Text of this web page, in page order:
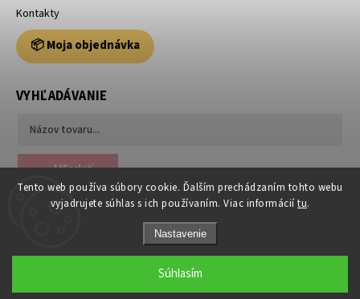
Tento web používa súbory cookie. Ďalším prechádzaním tohto webu
vyjadrujete súhlas s ich používaním. Viac informácií tu.
Nastavenie
Súhlasím
Kontakty
📦 Moja objednávka
VYHĽADÁVANIE
Hľadať